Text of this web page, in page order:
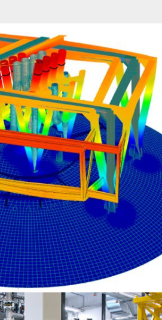
FINIS D’UNE SPHÈRE DE STOCKAGE DE
SUPPORT SOMMITALE